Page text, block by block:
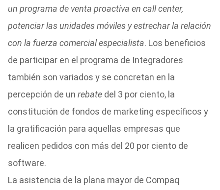
un programa de venta proactiva en call center,
potenciar las unidades móviles y estrechar la relación
con la fuerza comercial especialista. Los beneficios
de participar en el programa de Integradores
también son variados y se concretan en la
percepción de un rebatedel 3 por ciento, la
constitución de fondos de marketing específicos y
la gratificación para aquellas empresas que
realicen pedidos con más del 20 por ciento de
software.
La asistencia de la plana mayor de Compaq